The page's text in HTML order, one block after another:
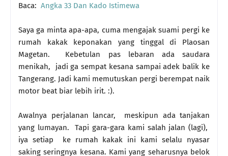
Baca: Angka 33 Dan Kado Istimewa
Saya ga minta apa-apa, cuma mengajak suami pergi ke
rumah kakak keponakan yang tinggal di Plaosan
Magetan. Kebetulan pas lebaran ada saudara
menikah, jadi ga sempat kesana sampai adek balik ke
Tangerang. Jadi kami memutuskan pergi berempat naik
motor beat biar lebih irit. :).
Awalnya perjalanan lancar, meskipun ada tanjakan
yang lumayan. Tapi gara-gara kami salah jalan (lagi),
iya setiap ke rumah kakak ini kami selalu nyasar
saking seringnya kesana. Kami yang seharusnya belok